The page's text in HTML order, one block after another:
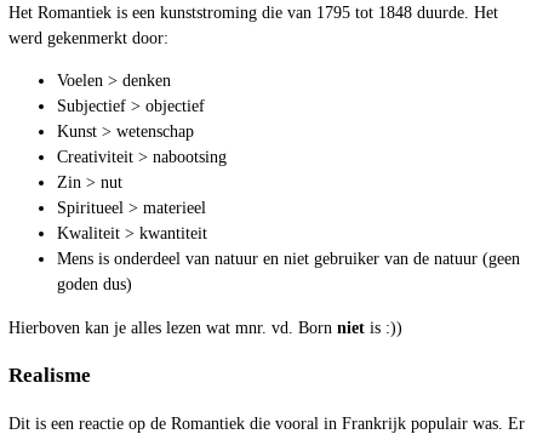
Het Romantiek is een kunststroming die van 1795 tot 1848 duurde. Het
werd gekenmerkt door:
Voelen > denken
Subjectief > objectief
Kunst > wetenschap
Creativiteit > nabootsing
Zin > nut
Spiritueel > materieel
Kwaliteit > kwantiteit
Mens is onderdeel van natuur en niet gebruiker van de natuur (geen
goden dus)
Hierboven kan je alles lezen wat mnr. vd. Born niet is :))
Realisme
Dit is een reactie op de Romantiek die vooral in Frankrijk populair was. Er